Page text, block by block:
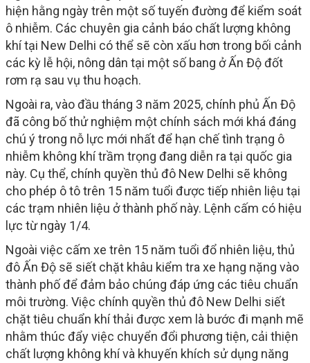
hiện hằng ngày trên một số tuyến đường để kiểm soát
ô nhiễm. Các chuyên gia cảnh báo chất lượng không
khí tại New Delhi có thể sẽ còn xấu hơn trong bối cảnh
các kỳ lễ hội, nông dân tại một số bang ở Ấn Độ đốt
rơm rạ sau vụ thu hoạch.
Ngoài ra, vào đầu tháng 3 năm 2025, chính phủ Ấn Độ
đã công bố thử nghiệm một chính sách mới khá đáng
chú ý trong nỗ lực mới nhất để hạn chế tình trạng ô
nhiễm không khí trầm trọng đang diễn ra tại quốc gia
này. Cụ thể, chính quyền thủ đô New Delhi sẽ không
cho phép ô tô trên 15 năm tuổi được tiếp nhiên liệu tại
các trạm nhiên liệu ở thành phố này. Lệnh cấm có hiệu
lực từ ngày 1/4.
Ngoài việc cấm xe trên 15 năm tuổi đổ nhiên liệu, thủ
đô Ấn Độ sẽ siết chặt khâu kiểm tra xe hạng nặng vào
thành phố để đảm bảo chúng đáp ứng các tiêu chuẩn
môi trường. Việc chính quyền thủ đô New Delhi siết
chặt tiêu chuẩn khí thải được xem là bước đi mạnh mẽ
nhằm thúc đẩy việc chuyển đổi phương tiện, cải thiện
chất lượng không khí và khuyến khích sử dụng năng